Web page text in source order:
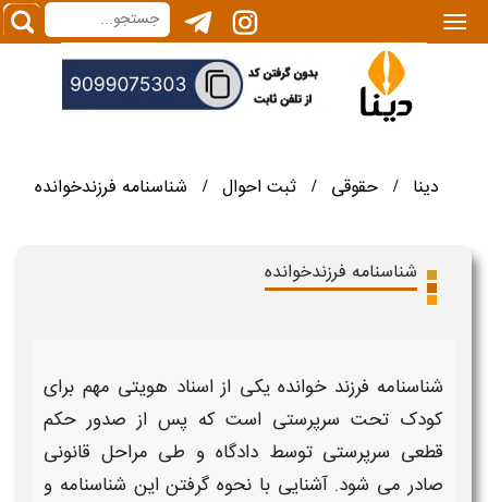
|||
دینا / حقوقی / ثبت احوال / شناسنامه فرزندخوانده
شناسنامه فرزندخوانده
شناسنامه فرزند خوانده یکی از اسناد هویتی مهم برای
کودک تحت سرپرستی است که پس از صدور حکم
قطعی سرپرستی توسط دادگاه و طی مراحل قانونی
صادر می‌ شود. آشنایی با نحوه گرفتناین شناسنامه و